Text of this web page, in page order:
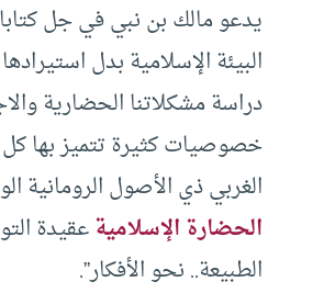
يدعو مالك بن نبي في جل
البيئة الإسلامية بدل
دراسة مشكلاتنا الحضارية
خصوصيات كثيرة تتميز بها كل
الغربي ذي الأصول الرومانية
الحضارة الإسلاميةعقيدة
الطبيعة.. نحو الأفكار”.